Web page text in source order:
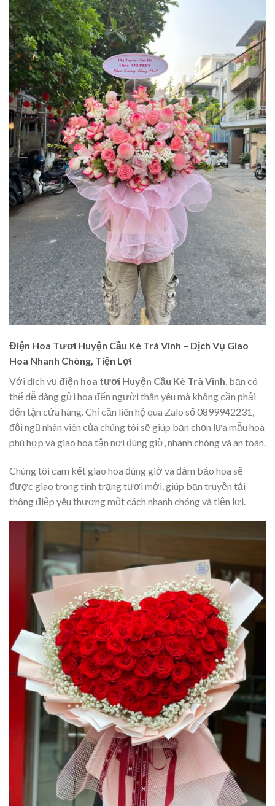
Điện Hoa Tươi Huyện Cầu Kè Trà Vinh – Dịch Vụ Giao
Hoa Nhanh Chóng, Tiện Lợi
Với dịch vụ điện hoa tươi Huyện Cầu Kè Trà Vinh , bạn có
thể dễ dàng gửi hoa đến người thân yêu mà không cần phải
đến tận cửa hàng. Chỉ cần liên hệ qua Zalo số 0899942231,
đội ngũ nhân viên của chúng tôi sẽ giúp bạn chọn lựa mẫu hoa
phù hợp và giao hoa tận nơi đúng giờ, nhanh chóng và an toàn.
Chúng tôi cam kết giao hoa đúng giờ và đảm bảo hoa sẽ
được giao trong tình trạng tươi mới, giúp bạn truyền tải
thông điệp yêu thương một cách nhanh chóng và tiện lợi.